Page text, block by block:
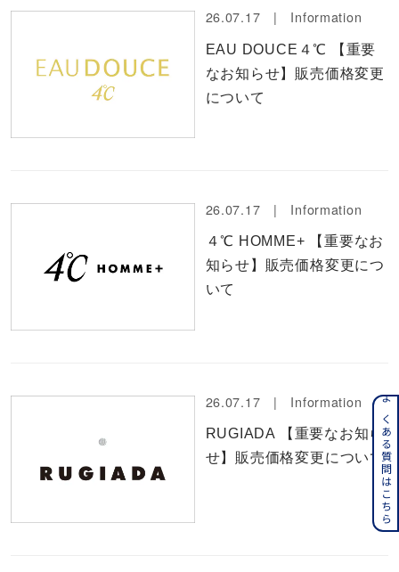
26.07.17 | Information
EAU DOUCE４℃ 【重要
なお知らせ】販売価格変更
について
26.07.17 | Information
４℃ HOMME+ 【重要なお
知らせ】販売価格変更につ
いて
26.07.17 | Information
RUGIADA 【重要なお知ら
せ】販売価格変更についてよくある質問はこちら